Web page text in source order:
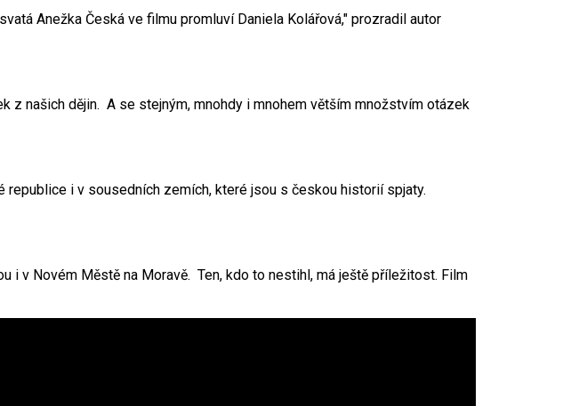
Anežka Česká ve filmu promluví Daniela Kolářová," prozradil autor
z našich dějin. A se stejným, mnohdy i mnohem větším množstvím otázek
i v sousedních zemích, které jsou s českou historií spjaty.
i v Novém Městě na Moravě. Ten, kdo to nestihl, má ještě příležitost. Film